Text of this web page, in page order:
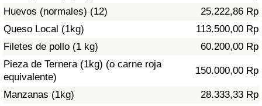
Huevos (normales) (12)
25.222,86 Rp
Queso Local (1kg)
113.500,00 Rp
Filetes de pollo (1 kg)
60.200,00 Rp
Pieza de Ternera (1kg) (o carne roja
equivalente)
150.000,00 Rp
Manzanas (1kg)
28.333,33 Rp
Índice de Sanidad por País
Contaminación
Índice de Contaminación (Actual)